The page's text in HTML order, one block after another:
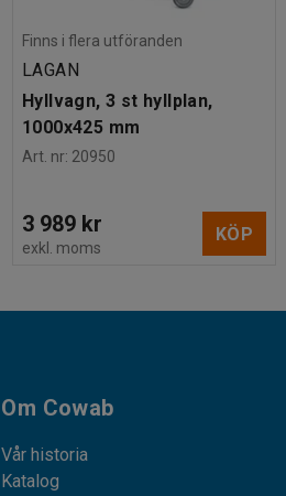
Finns i flera utföranden
LAGAN
Hyllvagn, 3 st hyllplan,
1000x425 mm
Art. nr: 20950
3 989 kr
exkl. moms
KÖP
Om Cowab
Vår historia
Katalog